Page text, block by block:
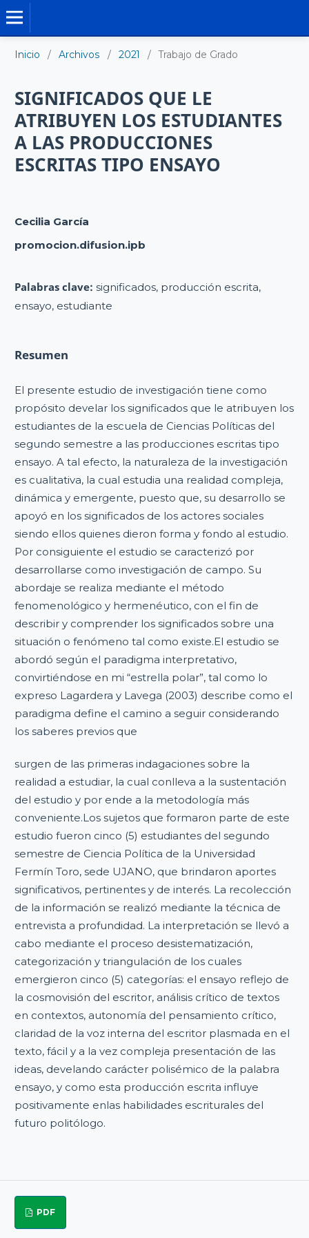
Inicio / Archivos / 2021 / Trabajo de Grado
SIGNIFICADOS QUE LE
ATRIBUYEN LOS ESTUDIANTES
A LAS PRODUCCIONES
ESCRITAS TIPO ENSAYO
Cecilia García
promocion.difusion.ipb
Palabras clave:significados, producción escrita,
ensayo, estudiante
Resumen
El presente estudio de investigación tiene como
propósito develar los significados que le atribuyen los
estudiantes de la escuela de Ciencias Políticas del
segundo semestre a las producciones escritas tipo
ensayo. A tal efecto, la naturaleza de la investigación
es cualitativa, la cual estudia una realidad compleja,
dinámica y emergente, puesto que, su desarrollo se
apoyó en los significados de los actores sociales
siendo ellos quienes dieron forma y fondo al estudio.
Por consiguiente el estudio se caracterizó por
desarrollarse como investigación de campo. Su
abordaje se realiza mediante el método
fenomenológico y hermenéutico, con el fin de
describir y comprender los significados sobre una
situación o fenómeno tal como existe.El estudio se
abordó según el paradigma interpretativo,
convirtiéndose en mi “estrella polar”, tal como lo
expreso Lagardera y Lavega (2003) describe como el
paradigma define el camino a seguir considerando
los saberes previos que
surgen de las primeras indagaciones sobre la
realidad a estudiar, la cual conlleva a la sustentación
del estudio y por ende a la metodología más
conveniente.Los sujetos que formaron parte de este
estudio fueron cinco (5) estudiantes del segundo
semestre de Ciencia Política de la Universidad
Fermín Toro, sede UJANO, que brindaron aportes
significativos, pertinentes y de interés. La recolección
de la información se realizó mediante la técnica de
entrevista a profundidad. La interpretación se llevó a
cabo mediante el proceso desistematización,
categorización y triangulación de los cuales
emergieron cinco (5) categorías: el ensayo reflejo de
la cosmovisión del escritor, análisis crítico de textos
en contextos, autonomía del pensamiento crítico,
claridad de la voz interna del escritor plasmada en el
texto, fácil y a la vez compleja presentación de las
ideas, develando carácter polisémico de la palabra
ensayo, y como esta producción escrita influye
positivamente enlas habilidades escriturales del
futuro politólogo.
PDF